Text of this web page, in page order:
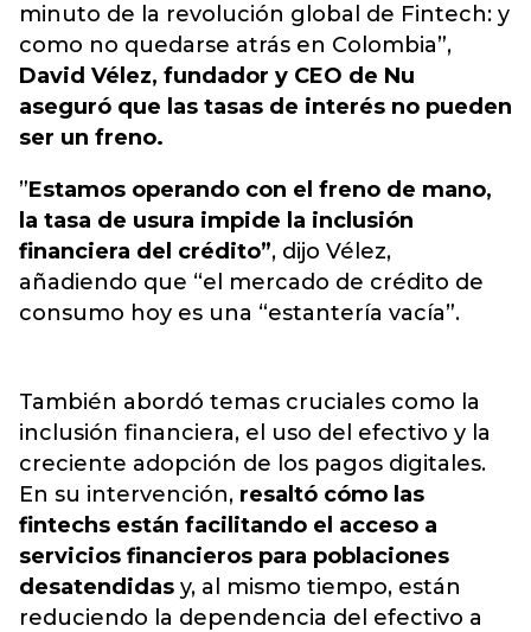
minuto de la revolución global de Fintech: y
como no quedarse atrás en Colombia”,
David Vélez, fundador y CEO de Nu
aseguró que las tasas de interés no pueden
ser un freno.
”Estamos operando con el freno de mano,
la tasa de usura impide la inclusión
financiera del crédito”, dijo Vélez,
añadiendo que “el mercado de crédito de
consumo hoy es una “estantería vacía”.
También abordó temas cruciales como la
inclusión financiera, el uso del efectivo y la
creciente adopción de los pagos digitales.
En su intervención, resaltó cómo las
fintechs están facilitando el acceso a
servicios financieros para poblaciones
desatendidas y, al mismo tiempo, están
reduciendo la dependencia del efectivo a